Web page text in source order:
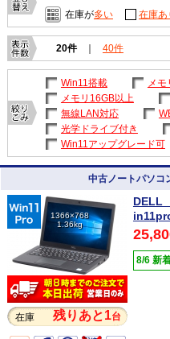
在庫が多い 在庫あ
20件 ｜ 40件
Win11搭載
メ
メモリ16GB以上
無線LAN対応
光学ドライブ付き
Win11アップグレード可
中古ノートパソ
1366×768
1.36kg
在庫 残りあと1台
DELL
8/6 新